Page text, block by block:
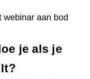
webinar aan bod
je als je